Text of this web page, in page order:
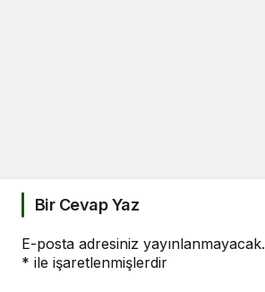
Bir Cevap Yaz
E-posta adresiniz yayınlanmayacak.
* ile işaretlenmişlerdir